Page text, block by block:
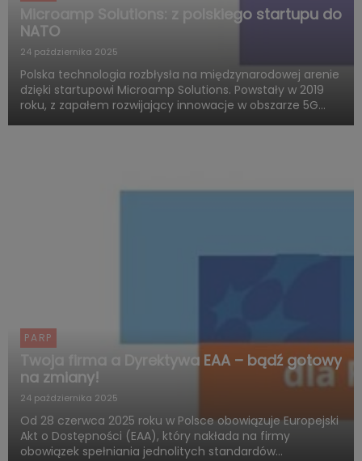
Microamp Solutions: z polskiego startupu do
NATO
24 października 2025
Polska technologia rozbłysła na międzynarodowej arenie
dzięki startupowi Microamp Solutions. Powstały w 2019
roku, z zapałem rozwijający innowacje w obszarze 5G
PARP
Twoja firma a Dyrektywa EAA – bądź gotowy
na zmiany!
24 października 2025
Od 28 czerwca 2025 roku w Polsce obowiązuje Europejski
Akt o Dostępności (EAA), który nakłada na firmy
obowiązek spełniania jednolitych standardów